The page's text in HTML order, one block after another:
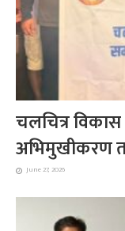
चलचित्र विकास
अभिमुखीकरण
June 27, 2026